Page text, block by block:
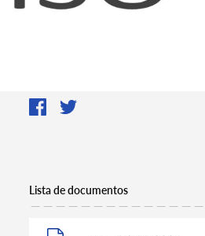
Lista de documentos